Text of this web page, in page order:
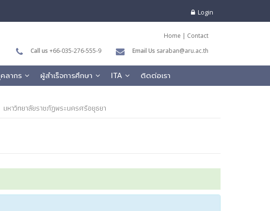
Login
Home | Contact
Call us +66-035-276-555-9 Email Us saraban@aru.ac.th
ลากร ผู้สำเร็จการศึกษา ITA ติดต่อเรา
มหาวิทยาลัยราชภัฏพระนครศรีอยุธยา